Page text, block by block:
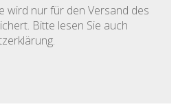
wird nur für den Versand des
Bitte lesen Sie auch